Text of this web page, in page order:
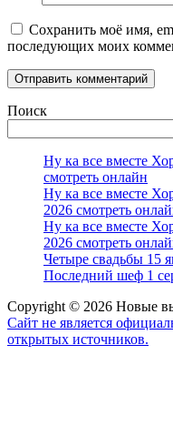
Сохранить моё имя,
последующих моих
Поиск
Ну ка все вместе
смотреть онлайн
Ну ка все вместе
2026 смотреть
Ну ка все вместе
2026 смотреть
Четыре свадьбы 15
Последний шеф 1
Copyright © 2026 Новые
Сайт не является
открытых источников.